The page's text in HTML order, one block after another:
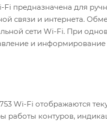
предназначена для
связи и интернета.
сети Wi-Fi. При
и информирование
Wi-Fi отображаются
работы контуров,